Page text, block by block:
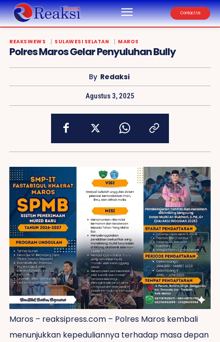
Contact Us
reaksipress.com
REAKSINEWS SULAWESI SELATAN MAROS
Polres Maros Gelar Penyuluhan Bully
By Redaksi
Agustus 3, 2025
Maros – reaksipress.com – Polres Maros kembali
menunjukkan kepeduliannya terhadap masa depan